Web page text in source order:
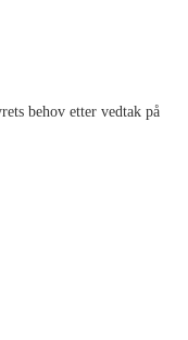
behov etter vedtak på